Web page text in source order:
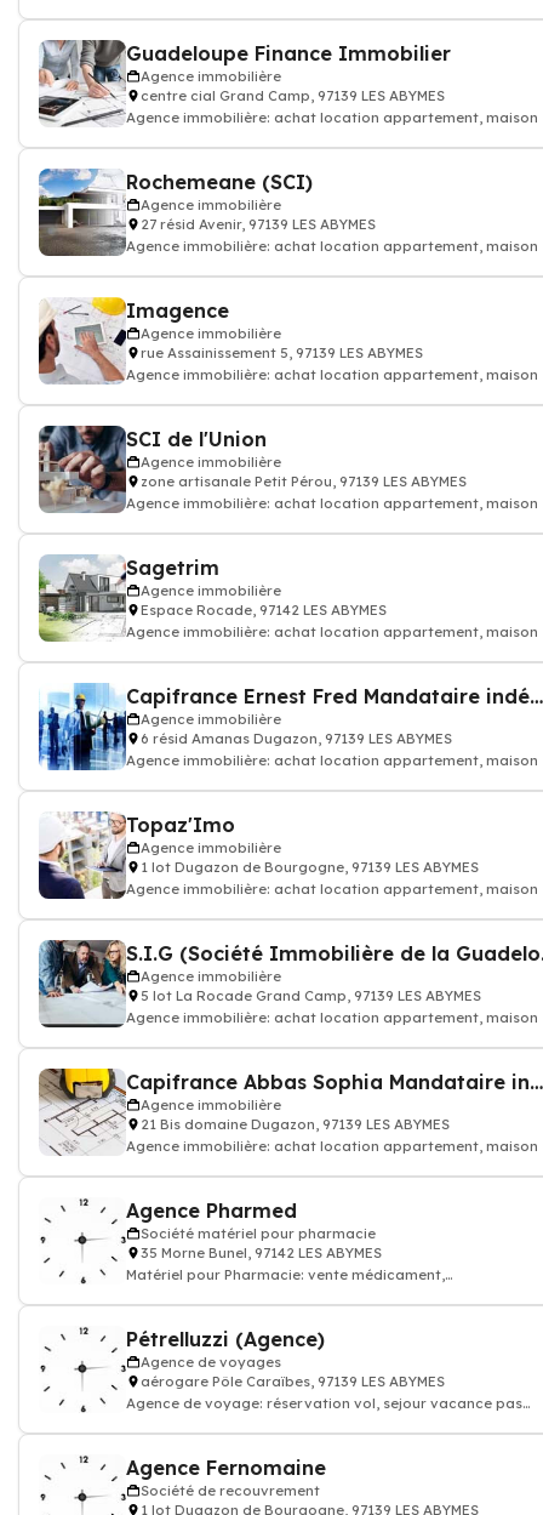
Guadeloupe Finance Immobilier
Agence immobilière
centre cial Grand Camp, 97139 LES ABYMES
Agence immobilière: achat location appartement, maison
Rochemeane (SCI)
Agence immobilière
27 résid Avenir, 97139 LES ABYMES
Agence immobilière: achat location appartement, maison
Imagence
Agence immobilière
rue Assainissement 5, 97139 LES ABYMES
Agence immobilière: achat location appartement, maison
SCI de l'Union
Agence immobilière
zone artisanale Petit Pérou, 97139 LES ABYMES
Agence immobilière: achat location appartement, maison
Sagetrim
Agence immobilière
Espace Rocade, 97142 LES ABYMES
Agence immobilière: achat location appartement, maison
Capifrance Ernest Fred Mandataire indépendant
Agence immobilière
6 résid Amanas Dugazon, 97139 LES ABYMES
Agence immobilière: achat location appartement, maison
Topaz'Imo
Agence immobilière
1 lot Dugazon de Bourgogne, 97139 LES ABYMES
Agence immobilière: achat location appartement, maison
Agence immobilière
5 lot La Rocade Grand Camp, 97139 LES ABYMES
Agence immobilière: achat location appartement, maison
Capifrance Abbas Sophia Mandataire indépendant
Agence immobilière
21 Bis domaine Dugazon, 97139 LES ABYMES
Agence immobilière: achat location appartement, maison
Agence Pharmed
Société matériel pour pharmacie
35 Morne Bunel, 97142 LES ABYMES
Matériel pour Pharmacie: vente médicament,
Pétrelluzzi (Agence)
Agence de voyages
aérogare Pôle Caraïbes, 97139 LES ABYMES
Agence de voyage: réservation vol, sejour vacance pas
Agence Fernomaine
Société de recouvrement
1 lot Dugazon de Bourgogne, 97139 LES ABYMES